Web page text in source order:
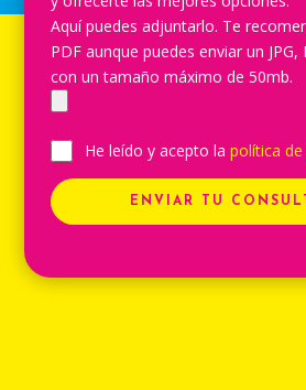
Aquí puedes adjuntarlo. Te
PDF aunque puedes enviar un JPG,
con un tamaño máximo de 50mb.
He leído y acepto lapolítica